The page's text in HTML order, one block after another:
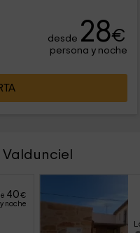
desde 28€
persona y noche
40€
noche